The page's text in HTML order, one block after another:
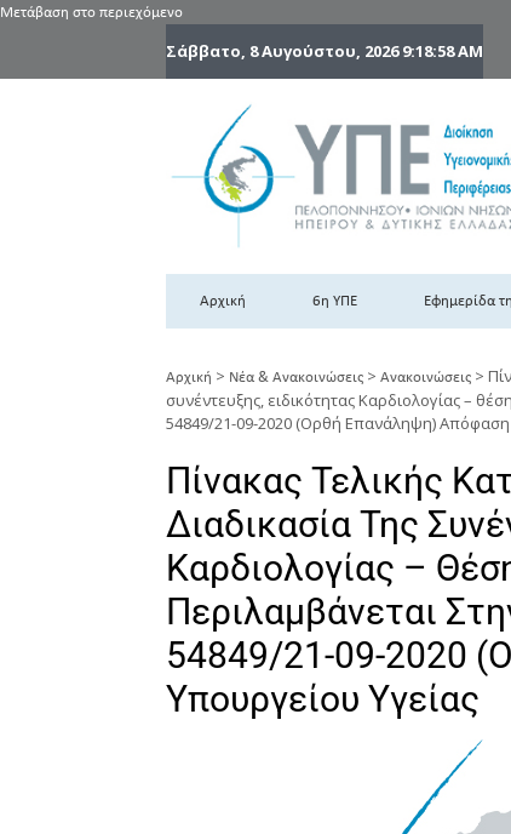
Μετάβαση στο περιεχόμενο
Σάββατο, 8 Αυγούστου, 20269:18:59 AM
Αρχική 6η ΥΠΕ Εφημερίδα
Αρχική > Νέα & Ανακοινώσεις > Ανακοινώσεις >
συνέντευξης, ειδικότητας Καρδιολογίας –
54849/21-09-2020 (Ορθή Επανάληψη) Απόφαση
Πίνακας Τελικής
Διαδικασία Της
Καρδιολογίας –
Περιλαμβάνεται
54849/21-09-2020
Υπουργείου Υγείας